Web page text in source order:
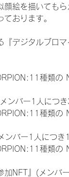
顔絵を描いても
ております。
『デジタルブロ
種類の
ンバー1人につ
種類の
ンバー1人につ
種類の
加NFT』(メンバ